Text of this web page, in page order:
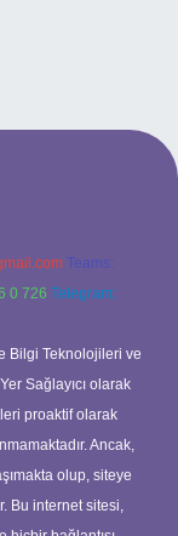
Teams:
0 726 Telegram:
Bilgi Teknolojileri ve
Sağlayıcı olarak
proaktif olarak
Ancak,
olup, siteye
Bu internet sitesi,